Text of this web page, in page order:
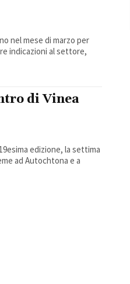
nel mese di marzo per
indicazioni al settore,
di Vinea
edizione, la settima
ad Autochtona e a